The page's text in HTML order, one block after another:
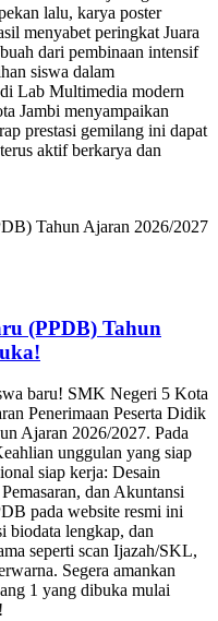
lalu, karya poster
menyabet peringkat Juara
dari pembinaan intensif
siswa dalam
Lab Multimedia modern
Jambi menyampaikan
prestasi gemilang ini dapat
aktif berkarya dan
(PPDB) Tahun
baru! SMK Negeri 5 Kota
Penerimaan Peserta Didik
Ajaran 2026/2027. Pada
unggulan yang siap
siap kerja: Desain
dan Akuntansi
pada website resmi ini
biodata lengkap, dan
seperti scan Ijazah/SKL,
Segera amankan
1 yang dibuka mulai